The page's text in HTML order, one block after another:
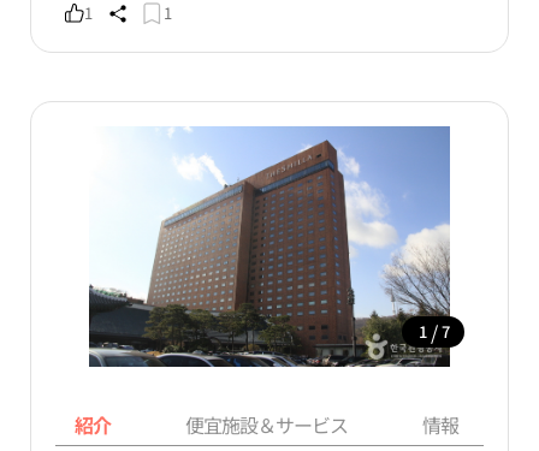
1 1
1 / 7
紹介 便宜施設＆サービス 情報